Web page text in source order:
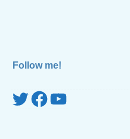
Follow me!
TwitterFacebook
YouTube